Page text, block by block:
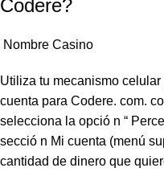
Codere?
​ Nombre Casino
Utiliza tu mecanismo
cuenta para Codere. com.
selecciona la opció n “
secció n Mi cuenta (menú
cantidad de dinero que